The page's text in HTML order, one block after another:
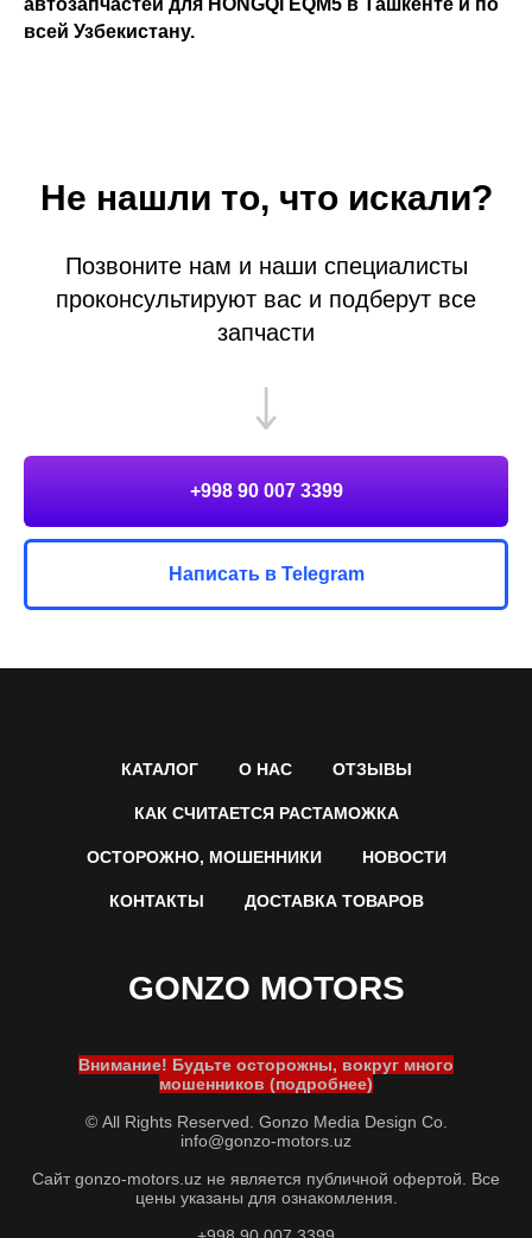
автозапчастей для HONGQI EQM5 в Ташкенте и по
всей Узбекистану.
Не нашли то, что искали?
Позвоните нам и наши специалисты
проконсультируют вас и подберут все
запчасти
+998 90 007 3399
Написать в Telegram
КАТАЛОГ О НАС ОТЗЫВЫ
КАК СЧИТАЕТСЯ РАСТАМОЖКА
ОСТОРОЖНО, МОШЕННИКИ НОВОСТИ
КОНТАКТЫ ДОСТАВКА ТОВАРОВ
GONZO MOTORS
Внимание! Будьте осторожны, вокруг много
мошенников (подробнее)
© All Rights Reserved. Gonzo Media Design Co.
info@gonzo-motors.uz
Сайт gonzo-motors.uz не является публичной офертой. Все
цены указаны для ознакомления.